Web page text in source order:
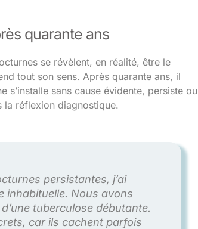
quarante ans
se révèlent, en réalité, être le
tout son sens. Après quarante ans, il
s’installe sans cause évidente, persiste ou
la réflexion diagnostique.
persistantes, j’ai
inhabituelle. Nous avons
tuberculose débutante.
car ils cachent parfois